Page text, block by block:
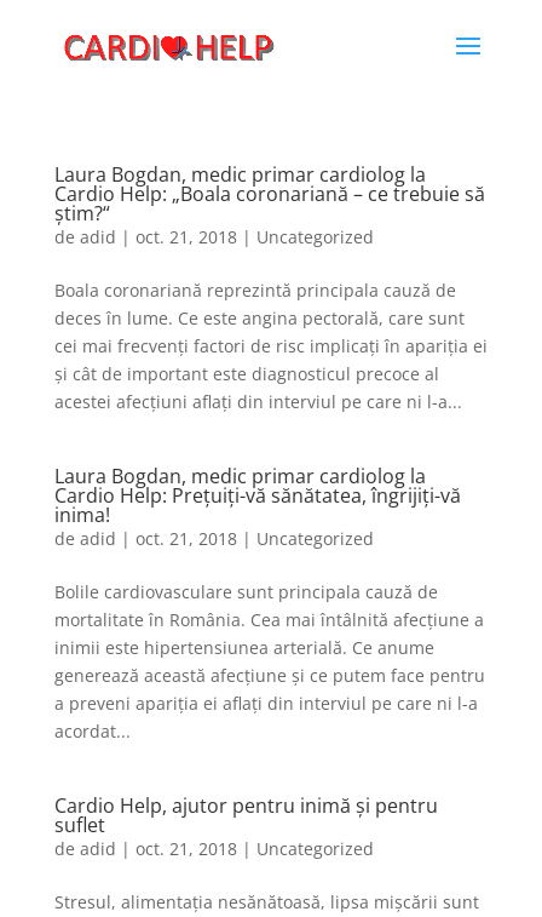
Laura Bogdan, medic primar cardiolog la
Cardio Help: „Boala coronariană – ce trebuie să
ştim?“
de adid | oct. 21, 2018| Uncategorized
Boala coronariană reprezintă principala cauză de
deces în lume. Ce este angina pectorală, care sunt
cei mai frecvenți factori de risc implicați în apariția ei
şi cât de important este diagnosticul precoce al
acestei afecțiuni aflaţi din interviul pe care ni l-a...
Laura Bogdan, medic primar cardiolog la
Cardio Help: Preţuiţi-vă sănătatea, îngrijiţi-vă
inima!
de adid | oct. 21, 2018| Uncategorized
Bolile cardiovasculare sunt principala cauză de
mortalitate în România. Cea mai întâlnită afecțiune a
inimii este hipertensiunea arterială. Ce anume
generează această afecţiune și ce putem face pentru
a preveni apariţia ei aflați din interviul pe care ni l-a
acordat...
Cardio Help, ajutor pentru inimă şi pentru
suflet
de adid | oct. 21, 2018| Uncategorized
Stresul, alimentaţia nesănătoasă, lipsa mişcării sunt